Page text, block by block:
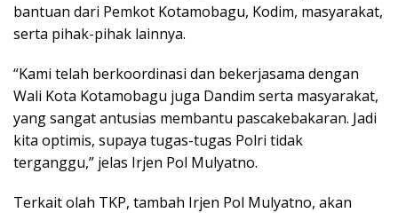
bantuan dari Pemkot Kotamobagu, Kodim, masyarakat,
serta pihak-pihak lainnya.
“Kami telah berkoordinasi dan bekerjasama dengan
Wali Kota Kotamobagu juga Dandim serta masyarakat,
yang sangat antusias membantu pascakebakaran. Jadi
kita optimis, supaya tugas-tugas Polri tidak
terganggu,” jelas Irjen Pol Mulyatno.
Terkait olah TKP, tambah Irjen Pol Mulyatno, akan